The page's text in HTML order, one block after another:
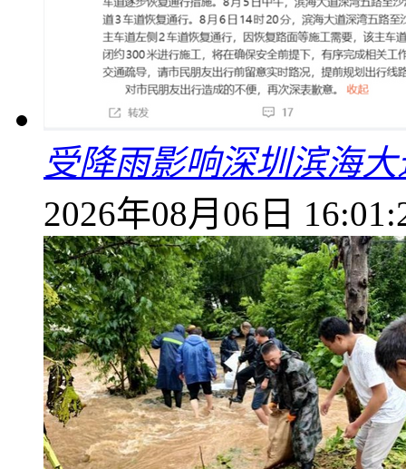
受降雨影响深圳滨海
2026年08月06日